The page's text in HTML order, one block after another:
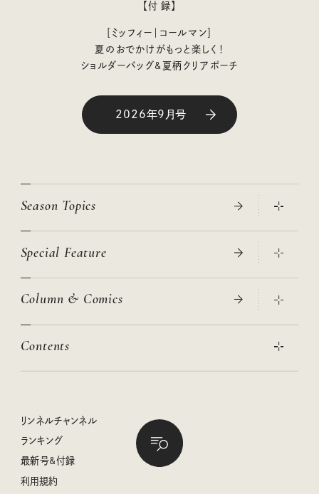
【付 録】
［ミッフィー｜コールマン］
夏のおでかけがもっと楽しく！
ショルダーバッグ&夏柄クリアポーチ
2026年9月号
Season Topics
真夏のひんやりグッズ 2026
ニトリ・イケア・無印良品で賢くおしゃれなインテリア
絶品、お餅レシピ大集合！
クラフトビール案内
母の日に贈りたい、お花モチーフのアイテム
Special Feature
2026年春夏 トレンドファッションニュース
女子旅おすすめスポット 暮らすように心地いいリンネル旅ガイ
リンネル 暮らしの道具大賞
ナチュラルメイクレッスン
喜ばれる贈り物手帖
Column & Comics
ぐれいさん
空想喫茶トラノコクさんのあの店この店、喫茶訪問日記
圷みほさんのゆるっと週末キャンプ通信
Contents
リンネル暮らし部
リンネルチャンネル
おぱんつ君のわくわく楽しい一週間占い
毎日が心地よくなるリンネルタロット
リンネルチャンネル
ランキング
最新号&付録
利用規約